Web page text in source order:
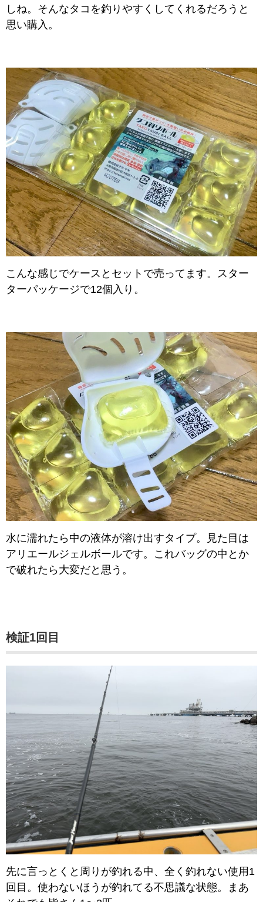
しね。そんなタコを釣りやすくしてくれるだろうと
思い購入。
こんな感じでケースとセットで売ってます。スター
ターパッケージで12個入り。
水に濡れたら中の液体が溶け出すタイプ。見た目は
アリエールジェルボールです。これバッグの中とか
で破れたら大変だと思う。
検証1回目
先に言っとくと周りが釣れる中、全く釣れない使用1
回目。使わないほうが釣れてる不思議な状態。まあ